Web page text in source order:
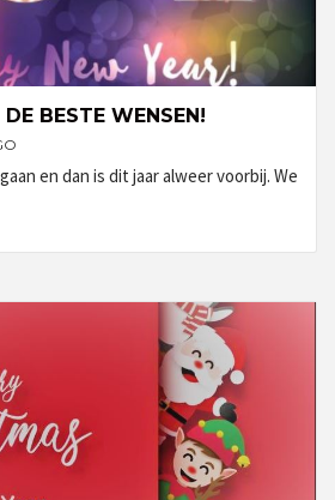
BESTE WENSEN!
en dan is dit jaar alweer voorbij. We